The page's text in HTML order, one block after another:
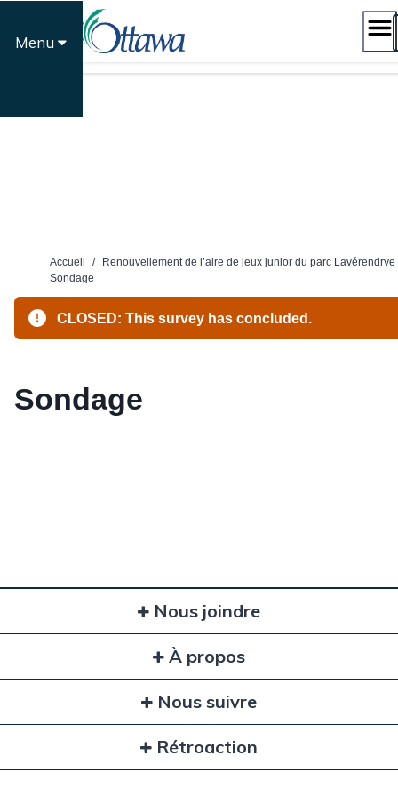
contenu
Menu
Accueil /
Renouvellement de l’aire de jeux junior du parc Lavérendrye
Sondage
CLOSED: This survey has concluded.
Sondage
Nous joindre
À propos
Nous suivre
Rétroaction